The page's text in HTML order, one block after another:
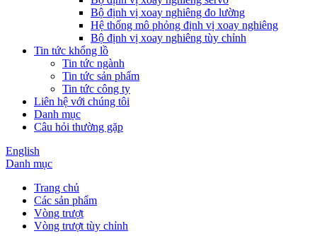
Bộ định vị xoay nghiêng đo lường
Hệ thống mô phỏng định vị xoay nghiêng
Bộ định vị xoay nghiêng tùy chỉnh
Tin tức khổng lồ
Tin tức ngành
Tin tức sản phẩm
Tin tức công ty
Liên hệ với chúng tôi
Danh mục
Câu hỏi thường gặp
English
Danh mục
Trang chủ
Các sản phẩm
Vòng trượt
Vòng trượt tùy chỉnh